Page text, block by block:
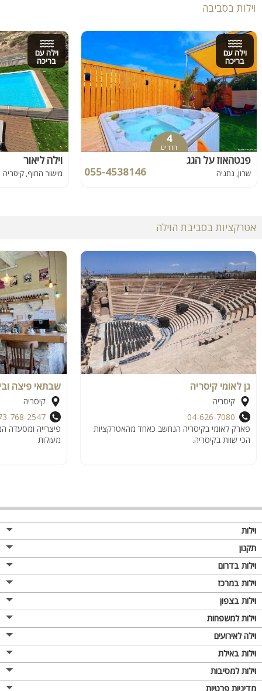
וילות בסביבה
וילה עם
בריכה
4
חדרים
פנטהאוז על הגג
שרון, נתניה 055-4538146
וילה עם
בריכה
וילה ליאור
מישור החוף, קיסריה
אטרקציות בסביבת הוילה
גן לאומי קיסריה
קיסריה
04-626-7080
פארק לאומי בקיסריה הנחשב כאחד מהאטרקציות
הכי שוות בקיסריה.
שבתאי פיצה
קיסריה
768-2547
פיצרייה ומסעדה
מעולות
וילות
תקנון
וילות בדרום
וילות במרכז
וילות בצפון
וילות למשפחות
וילה לאירועים
וילות באילת
וילות למסיבות
מדיניות פרטיות